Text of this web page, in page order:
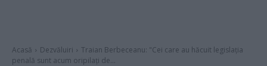
Acasă Dezvăluiri
Traian Berbeceanu: "Cei care au hăcuit legislația
penală sunt acum oripilați de...